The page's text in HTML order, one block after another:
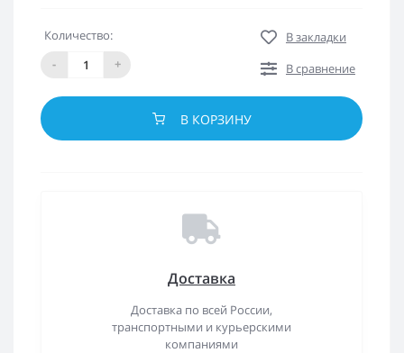
Количество:
-
+
В закладки
В сравнение
В КОРЗИНУ
Доставка
Доставка по всей России,
транспортными и курьерскими
компаниями